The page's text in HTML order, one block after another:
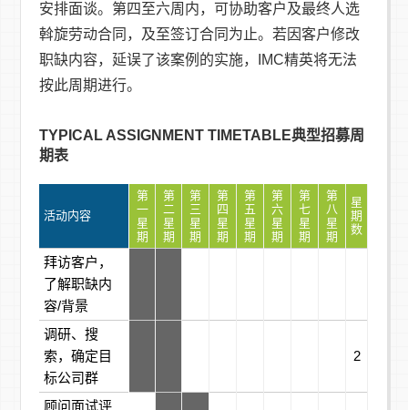
安排面谈。第四至六周内，可协助客户及最终人选
斡旋劳动合同，及至签订合同为止。若因客户修改
职缺内容，延误了该案例的实施，IMC精英将无法
按此周期进行。
TYPICAL ASSIGNMENT TIMETABLE典型招募周
期表
活动内容
第
一
星
期
第
二
星
期
第
三
星
期
第
四
星
期
第
五
星
期
第
六
星
期
第
七
星
期
第
八
星
期
星
期
数
拜访客户，
了解职缺内
容/背景
调研、搜
索，确定目
标公司群
2
顾问面试评